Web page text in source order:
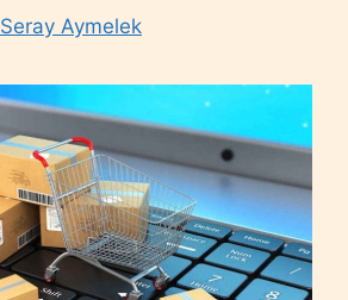
Seray Aymelek